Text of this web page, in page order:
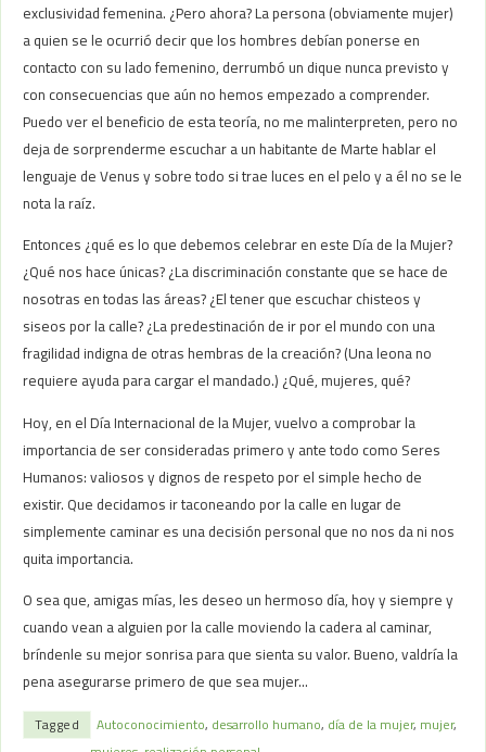
exclusividad femenina. ¿Pero ahora? La persona (obviamente mujer)
a quien se le ocurrió decir que los hombres debían ponerse en
contacto con su lado femenino, derrumbó un dique nunca previsto y
con consecuencias que aún no hemos empezado a comprender.
Puedo ver el beneficio de esta teoría, no me malinterpreten, pero no
deja de sorprenderme escuchar a un habitante de Marte hablar el
lenguaje de Venus y sobre todo si trae luces en el pelo y a él no se le
nota la raíz.
Entonces ¿qué es lo que debemos celebrar en este Día de la Mujer?
¿Qué nos hace únicas? ¿La discriminación constante que se hace de
nosotras en todas las áreas? ¿El tener que escuchar chisteos y
siseos por la calle? ¿La predestinación de ir por el mundo con una
fragilidad indigna de otras hembras de la creación? (Una leona no
requiere ayuda para cargar el mandado.) ¿Qué, mujeres, qué?
Hoy, en el Día Internacional de la Mujer, vuelvo a comprobar la
importancia de ser consideradas primero y ante todo como Seres
Humanos: valiosos y dignos de respeto por el simple hecho de
existir. Que decidamos ir taconeando por la calle en lugar de
simplemente caminar es una decisión personal que no nos da ni nos
quita importancia.
O sea que, amigas mías, les deseo un hermoso día, hoy y siempre y
cuando vean a alguien por la calle moviendo la cadera al caminar,
bríndenle su mejor sonrisa para que sienta su valor. Bueno, valdría la
pena asegurarse primero de que sea mujer…
Tagged Autoconocimiento, desarrollo humano, día de la mujer, mujer,